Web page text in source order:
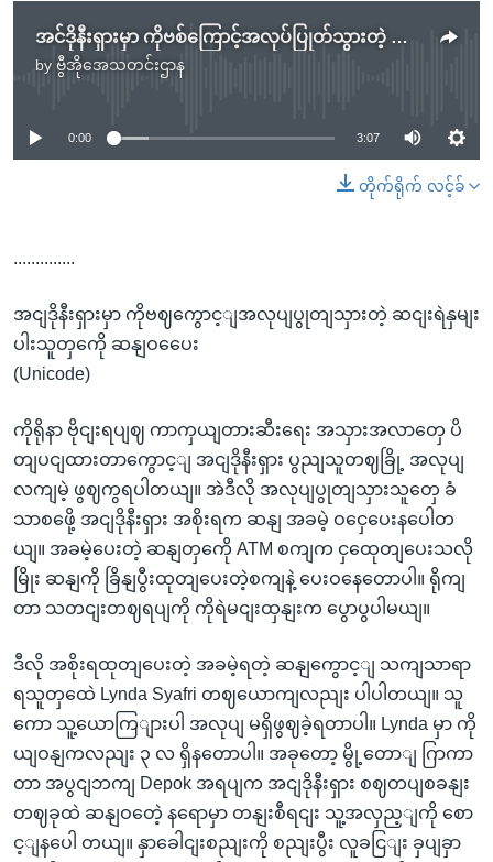
အင်ဒိုနီးရှားမှာ ကိုဗစ်ကြောင့်အလုပ်ပြုတ်သွားတဲ့ ဆင်းရဲနွမ်းပါးသူတွေကို ဆန်ဝေပေး
by ဗွီအိုအေသတင်းဌာန
No media source currently available
0:00 3:07
တိုက်ရိုက် လင့်ခ်
..............
အငျဒိုနီးရှားမှာ ကိုဗဈကွောင့ျအလုပျပွုတျသှားတဲ့ ဆငျးရဲနှမျး
ပါးသူတှကေို ဆနျဝပေေး
(Unicode)
ကိုရိုနာ ဗိုငျးရပျဈ ကာကှယျတားဆီးရေး အသှားအလာတှေ ပိ
တျပငျထားတာကွောင့ျ အငျဒိုနီးရှား ပွညျသူတဈခြို့ အလုပျ
လကျမဲ့ ဖွဈကွရပါတယျ။ အဲဒီလို အလုပျပွုတျသှားသူတှေ ခံ
သာစဖေို့ အငျဒိုနီးရှား အစိုးရက ဆနျ အခမဲ့ ဝငှေပေးနပေါတ
ယျ။ အခမဲ့ပေးတဲ့ ဆနျတှကေို ATM စကျက ငှထေုတျပေးသလို
မြိုး ဆနျကို ခြိနျပွီးထုတျပေးတဲ့စကျနဲ့ ပေးဝနေတောပါ။ ရိုကျ
တာ သတငျးတဈရပျကို ကိုရဲမငျးထှနျးက ပွောပွပါမယျ။
ဒီလို အစိုးရထုတျပေးတဲ့ အခမဲ့ရတဲ့ ဆနျကွောင့ျ သကျသာရာ
ရသူတှထေဲ Lynda Syafri တဈယောကျလညျး ပါပါတယျ။ သူ
ကော သူ့ယောကြျားပါ အလုပျ မရှိဖွဈခဲ့ရတာပါ။ Lynda မှာ ကို
ယျဝနျကလညျး ၃ လ ရှိနတောပါ။ အခုတော့ မွို့တောျ ဂြာကာ
တာ အပွငျဘကျ Depok အရပျက အငျဒိုနီးရှား စဈတပျစခနျး
တဈခုထဲ ဆနျဝတေဲ့ နရောမှာ တနျးစီရငျး သူ့အလှည့ျကို စော
င့ျနပေါ တယျ။ နှာခေါငျးစညျးကို စညျးပွီး လူခငြျး ခှပျခှာ